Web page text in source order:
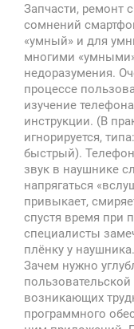
Запчасти, ремонт
сомнений
«умный» и для
многими
недоразумения.
процессе
изучение
инструкции. (В
игнорируется,
быстрый).
звук в наушнике
напрягаться
привыкает,
спустя время при
специалисты
плёнку у
Зачем нужно
возникающих
программного